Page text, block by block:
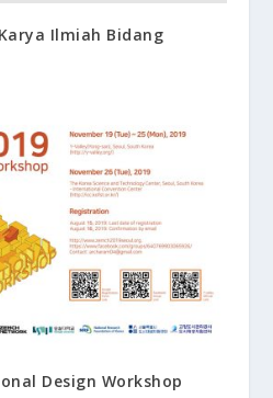
Ilmiah Bidang
Design Workshop